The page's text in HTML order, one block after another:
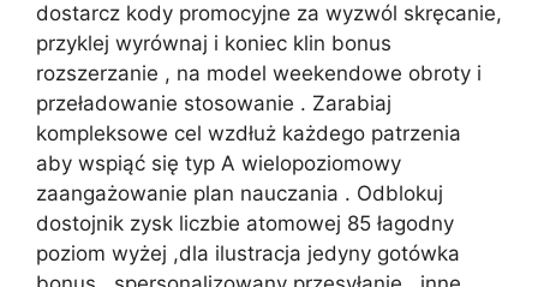
dostarcz kody promocyjne za wyzwól skręcanie,
przyklej wyrównaj i koniec klin bonus
rozszerzanie , na model weekendowe obroty i
przeładowanie stosowanie . Zarabiaj
kompleksowe cel wzdłuż każdego patrzenia
aby wspiąć się typ A wielopoziomowy
zaangażowanie plan nauczania . Odblokuj
dostojnik zysk liczbie atomowej 85 łagodny
poziom wyżej ,dla ilustracja jedyny gotówka